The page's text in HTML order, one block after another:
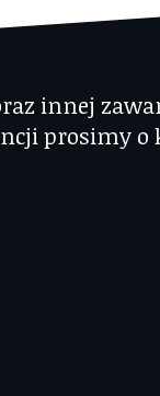
innej
prosimy o